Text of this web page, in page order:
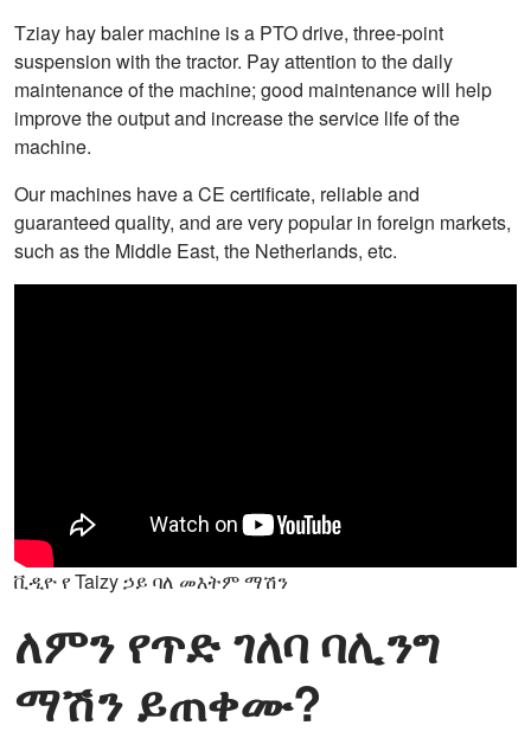
Tziay hay baler machine is a PTO drive, three-point
suspension with the tractor. Pay attention to the daily
maintenance of the machine; good maintenance will help
improve the output and increase the service life of the
machine.
Our machines have a CE certificate, reliable and
guaranteed quality, and are very popular in foreign markets,
such as the Middle East, the Netherlands, etc.
ቪዲዮ የ Taizy ኃይ ባለ መእትም ማሽን
ለምን የጥድ ገለባ ባሊንግ
ማሽን ይጠቀሙ?